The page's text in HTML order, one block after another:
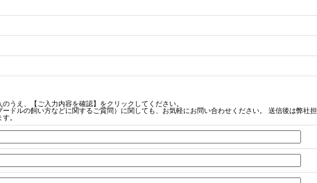
うえ、【ご入力内容を確認】をクリックしてください。
ドルの飼い方などに関するご質問）に関しても、お気軽にお問い合わせください。 送信後は弊社担
。